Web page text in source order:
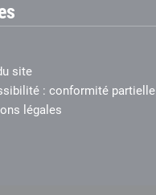
site
: conformité partielle
légales